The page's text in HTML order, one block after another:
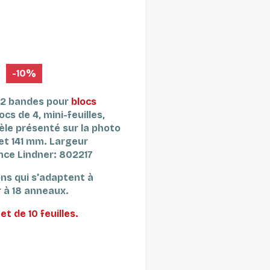
-10%
bandes pour blocs
de 4, mini-feuilles,
présenté sur la photo
141 mm. Largeur
Lindner: 802217
qui s'adaptent à
18 anneaux.
de 10 feuilles.